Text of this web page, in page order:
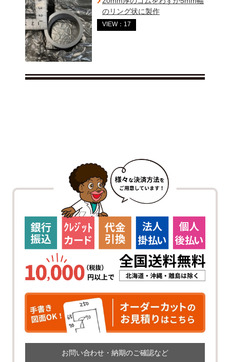
のリング状に製作
VIEW：17
お問い合わせ・納期のご確認など